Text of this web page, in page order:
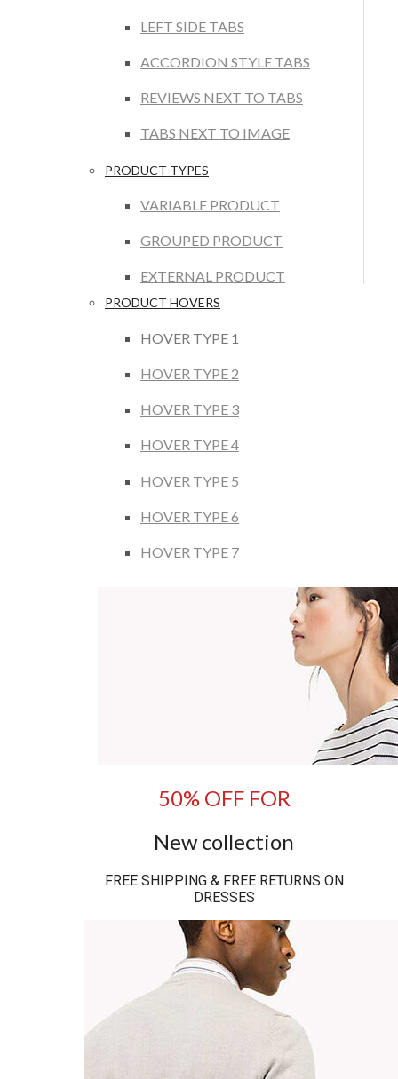
LEFT SIDE TABS
ACCORDION STYLE TABS
REVIEWS NEXT TO TABS
TABS NEXT TO IMAGE
PRODUCT TYPES
VARIABLE PRODUCT
GROUPED PRODUCT
EXTERNAL PRODUCT
PRODUCT HOVERS
HOVER TYPE 1
HOVER TYPE 2
HOVER TYPE 3
HOVER TYPE 4
HOVER TYPE 5
HOVER TYPE 6
HOVER TYPE 7
50% OFF FOR
New collection
FREE SHIPPING & FREE RETURNS ON
DRESSES